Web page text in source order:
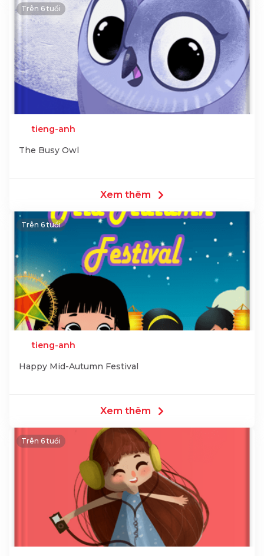
Trên 6 tuổi
tieng-anh
The Busy Owl
Xem thêm
Trên 6 tuổi
tieng-anh
Happy Mid-Autumn Festival
Xem thêm
Trên 6 tuổi